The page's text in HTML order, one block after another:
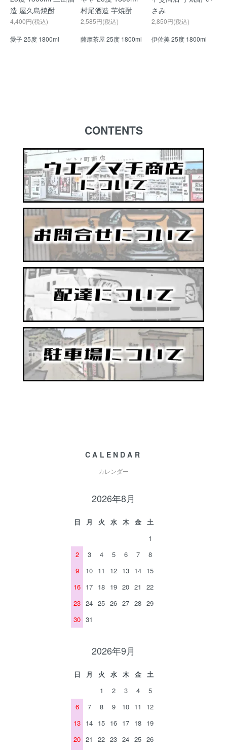
造 屋久島焼酎
4,400円(税込)
愛子 25度 1800ml
村尾酒造 芋焼酎
2,585円(税込)
薩摩茶屋 25度 1800ml
さみ
2,850円(税込)
伊佐美 25度 1800ml
CONTENTS
CALENDAR
カレンダー
2026年8月
日 月 火 水 木 金
土
1
2
3 4 5 6 7
8
9
10 11 12 13 14 15
16 17 18 19 20 21
22
23 24 25 26 27 28 29
30 31
2026年9月
日 月 火 水 木 金
土
1
2 3 4
5
6
7 8 9 10 11
12
13 14 15 16 17 18 19
20 21 22 23 24 25 26